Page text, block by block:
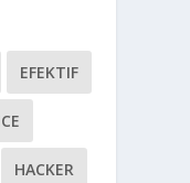
EFEKTIF
HACKER